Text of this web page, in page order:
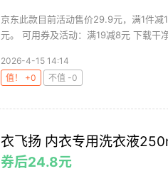
京东此款目前活动售价29.9元，满1件
元。 可用券及活动：满19减8元 下载干
2026-4-15 14:14
值！ +0
不值 -0
衣飞扬 内衣专用洗衣液
券后24.8元